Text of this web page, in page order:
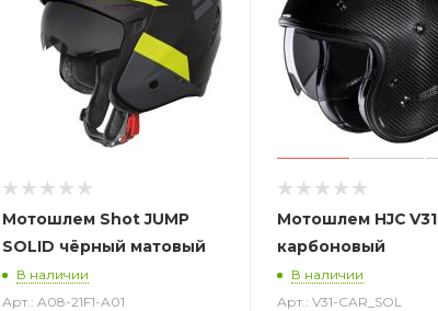
Мотошлем Shot JUMP
SOLID чёрный матовый
В наличии
Арт.: A08-21F1-A01
Мотошлем HJC V31
карбоновый
В наличии
Арт.: V31-CAR_SOL